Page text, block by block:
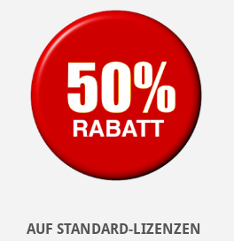
AUF STANDARD-LIZENZEN